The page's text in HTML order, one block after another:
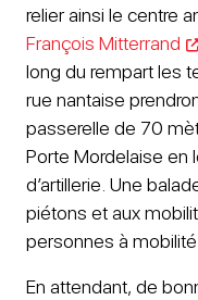
relier ainsi le centre
François Mitterrand
long du rempart les
rue nantaise
passerelle de 70
Porte Mordelaise en
d’artillerie. Une
piétons et aux
personnes à
En attendant, de